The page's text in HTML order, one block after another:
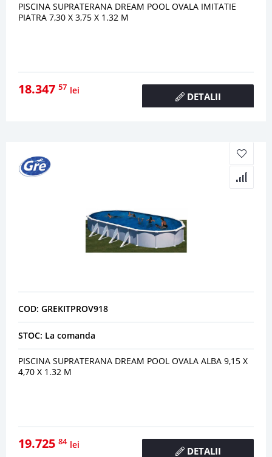
PISCINA SUPRATERANA DREAM POOL OVALA IMITATIE
PIATRA 7,30 X 3,75 X 1.32 M
18.347 57 lei
DETALII
COD: GREKITPROV918
STOC: La comanda
PISCINA SUPRATERANA DREAM POOL OVALA ALBA 9,15 X
4,70 X 1.32 M
19.725 84 lei
DETALII